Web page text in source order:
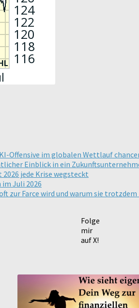
Offensive im globalen Wettlauf
Einblick in ein
jede Krise wegsteckt
Juli 2026
zur Farce wird und warum sie
Folge
mir
auf X!